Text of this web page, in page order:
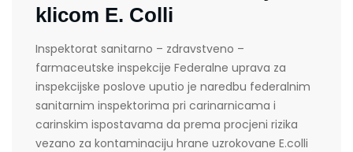
klicom E. Colli
Inspektorat sanitarno – zdravstveno –
farmaceutske inspekcije Federalne uprava za
inspekcijske poslove uputio je naredbu federalnim
sanitarnim inspektorima pri carinarnicama i
carinskim ispostavama da prema procjeni rizika
vezano za kontaminaciju hrane uzrokovane E.colli